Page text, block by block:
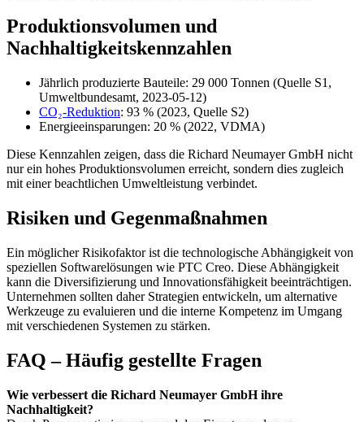
Produktionsvolumen und
Nachhaltigkeitskennzahlen
Jährlich produzierte Bauteile: 29 000 Tonnen (Quelle S1,
Umweltbundesamt, 2023-05-12)
CO₂-Reduktion: 93 % (2023, Quelle S2)
Energieeinsparungen: 20 % (2022, VDMA)
Diese Kennzahlen zeigen, dass die Richard Neumayer GmbH nicht
nur ein hohes Produktionsvolumen erreicht, sondern dies zugleich
mit einer beachtlichen Umweltleistung verbindet.
Risiken und Gegenmaßnahmen
Ein möglicher Risikofaktor ist die technologische Abhängigkeit von
speziellen Softwarelösungen wie PTC Creo. Diese Abhängigkeit
kann die Diversifizierung und Innovationsfähigkeit beeinträchtigen.
Unternehmen sollten daher Strategien entwickeln, um alternative
Werkzeuge zu evaluieren und die interne Kompetenz im Umgang
mit verschiedenen Systemen zu stärken.
FAQ – Häufig gestellte Fragen
Wie verbessert die Richard Neumayer GmbH ihre
Nachhaltigkeit?